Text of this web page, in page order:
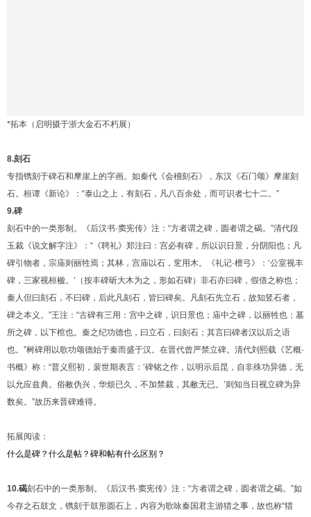
*拓本（启明摄于浙大金石不朽展）
8.刻石
专指镌刻于碑石和摩崖上的字画。如秦代《会稽刻石》，东汉《石门颂》摩崖刻
石。桓谭《新论》：“泰山之上，有刻石，凡八百余处，而可识者七十二。”
9.碑
刻石中的一类形制。《后汉书·窦宪传》注：“方者谓之碑，圆者谓之碣。”清代段
玉裁《说文解字注》：“《聘礼》郑注曰：宫必有碑，所以识日景，分阴阳也；凡
碑引物者，宗庙则丽牲焉；其林，宫庙以石，窆用木。《礼记·檀弓》：‘公室视丰
碑，三家视桓楹。’（按丰碑斫大木为之，形如石碑）非石亦曰碑，假借之称也；
秦人但曰刻石，不曰碑，后此凡刻石，皆曰碑矣。凡刻石先立石，故知竖石者，
碑之本义。”王注：“古碑有三用：宫中之碑，识日景也；庙中之碑，以丽牲也；墓
所之碑，以下棺也。秦之纪功德也，曰立石，曰刻石；其言曰碑者汉以后之语
也。”树碑用以歌功颂德始于秦而盛于汉。在晋代曾严禁立碑。清代刘熙载《艺概·
书概》称：“普义熙初，裴世期表言：‘碑铭之作，以明示后昆，自非殊功异德，无
以允应兹典。俗敝伪兴，华烦已久，不加禁裁，其敝无已。’则知当日视立碑为异
数矣。”故历来晋碑难得。
拓展阅读：
什么是碑？什么是帖？碑和帖有什么区别？
10.碣刻石中的一类形制。《后汉书·窦宪传》注：“方者谓之碑，圆者谓之碣。”如
今存之石鼓文，镌刻于鼓形圆石上，内容为歌咏秦国君主游猎之事，故也称“猎